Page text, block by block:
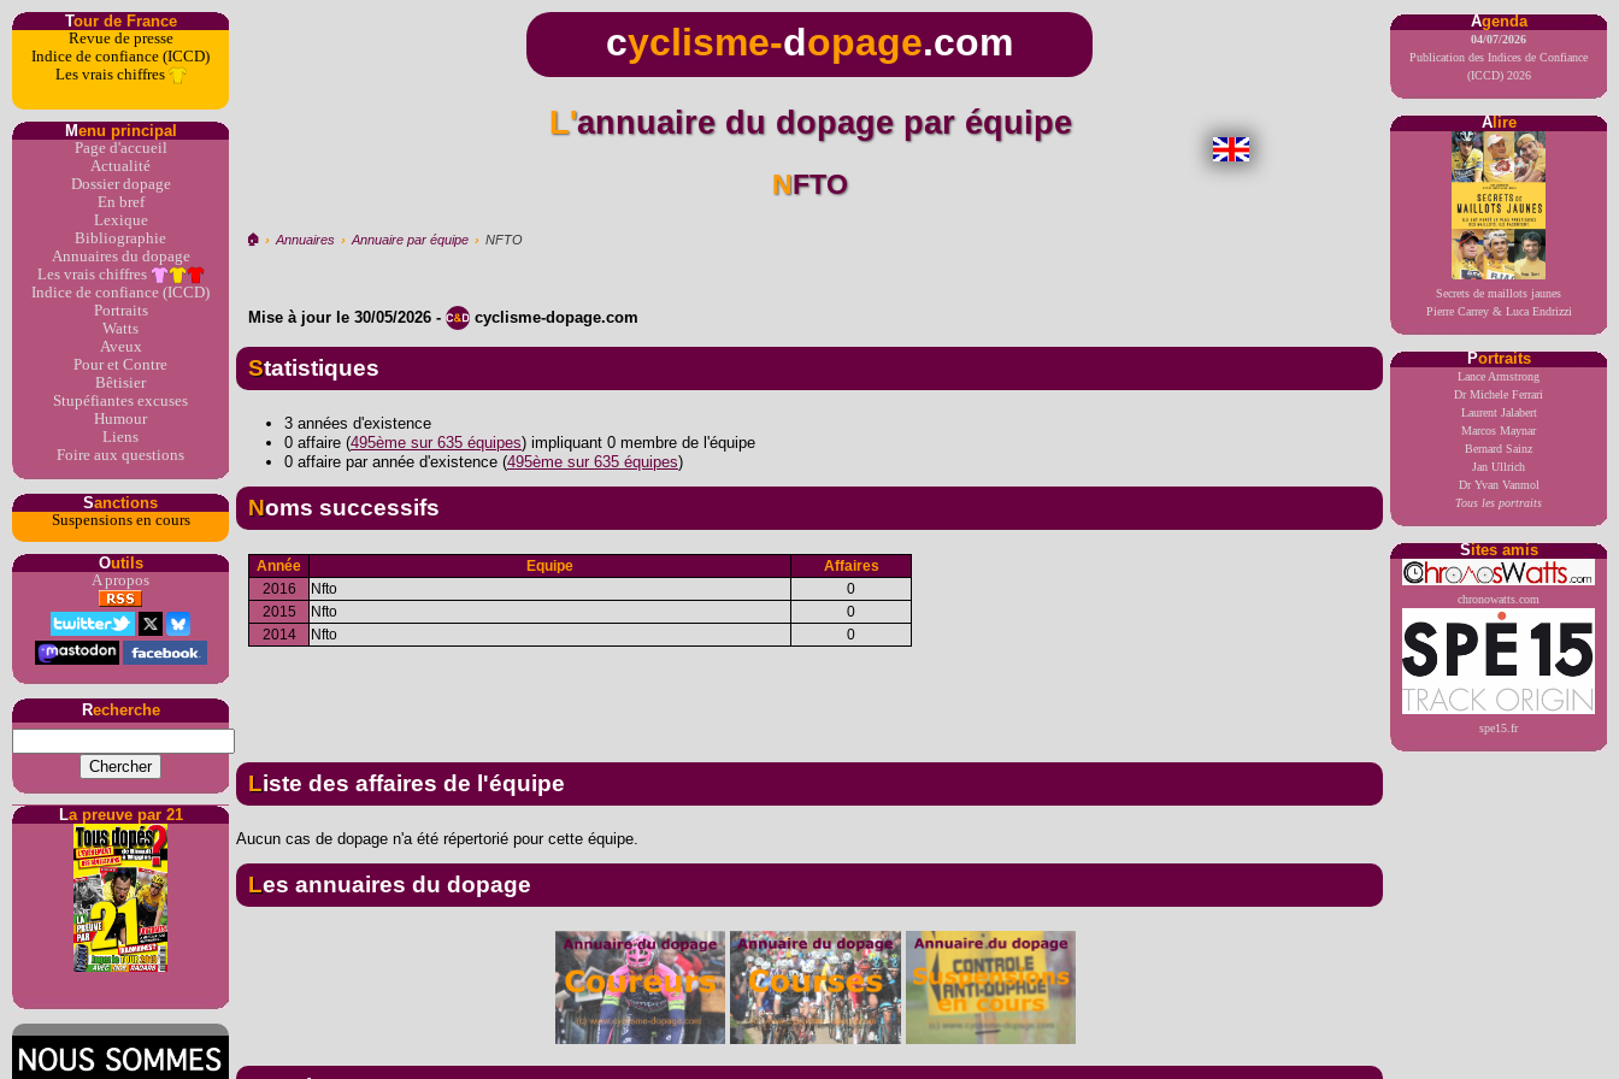
Tour de France
Revue de presse
Indice de confiance (ICCD)
Les vrais chiffres
Menu principal
Page d'accueil
Actualité
Dossier dopage
En bref
Lexique
Bibliographie
Annuaires du dopage
Les vrais chiffres
Indice de confiance (ICCD)
Portraits
Watts
Aveux
Pour et Contre
Bêtisier
Stupéfiantes excuses
Humour
Liens
Foire aux questions
Sanctions
Suspensions en cours
Outils
A propos
Recherche
La preuve par 21
Agenda
04/07/2026
Publication des Indices de Confiance
(ICCD) 2026
Alire
Secrets de maillots jaunes
Pierre Carrey & Luca Endrizzi
Portraits
Lance Armstrong
Dr Michele Ferrari
Laurent Jalabert
Marcos Maynar
Bernard Sainz
Jan Ullrich
Dr Yvan Vanmol
Tous les portraits
Sites amis
chronowatts.com
spe15.fr
cyclisme-dopage.com
L'annuaire du dopage par équipe
NFTO
🏠︎ › Annuaires › Annuaire par équipe › NFTO
Mise à jour le 30/05/2026 - cyclisme-dopage.com
Statistiques
3 années d'existence
0 affaire (495ème sur 635 équipes) impliquant 0 membre de l'équipe
0 affaire par année d'existence (495ème sur 635 équipes)
Noms successifs
Année Equipe
Affaires
2016
Nfto
0
2015
Nfto
0
2014
Nfto 0
Liste des affaires de l'équipe
Aucun cas de dopage n'a été répertorié pour cette équipe.
Les annuaires du dopage